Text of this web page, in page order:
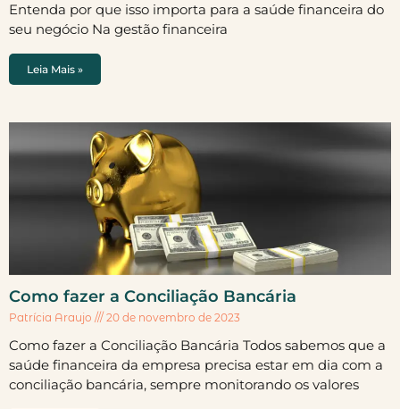
Entenda por que isso importa para a saúde financeira do
seu negócio Na gestão financeira
Leia Mais »
Como fazer a Conciliação Bancária
Patrícia Araujo 20 de novembro de 2023
Como fazer a Conciliação Bancária Todos sabemos que a
saúde financeira da empresa precisa estar em dia com a
conciliação bancária, sempre monitorando os valores